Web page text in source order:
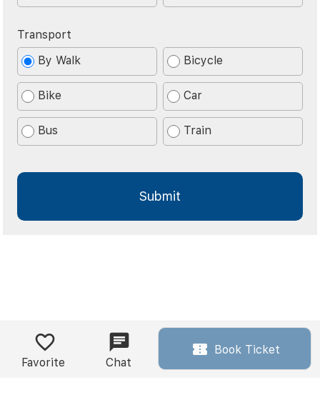
Transport
By Walk
Bicycle
Bike Car
Bus Train
Favorite Chat
Book Ticket